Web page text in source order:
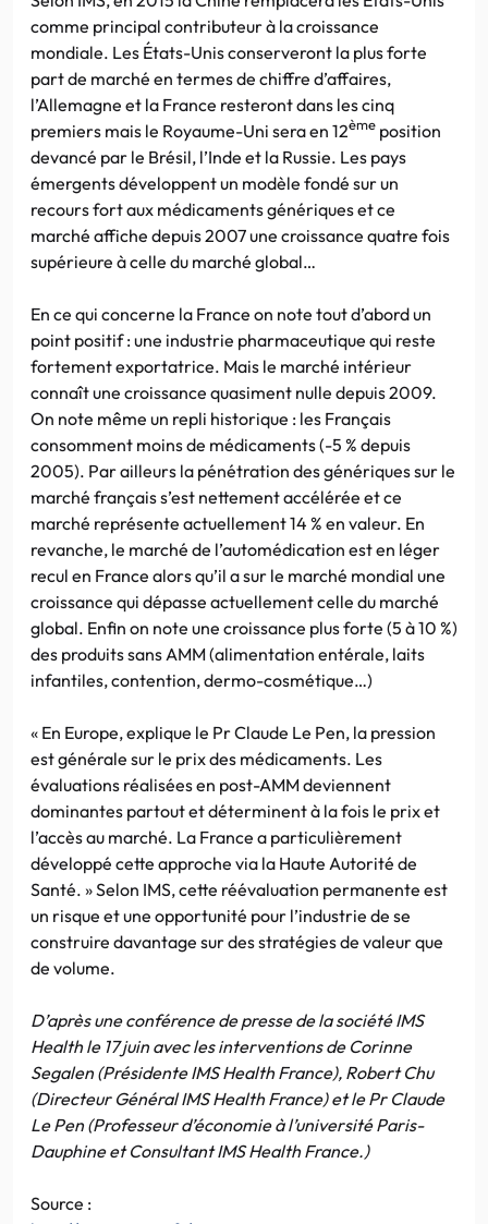
comme principal contributeur à la croissance
mondiale. Les États-Unis conserveront la plus forte
part de marché en termes de chiffre d’affaires,
l’Allemagne et la France resteront dans les cinq
premiers mais le Royaume-Uni sera en 12ème position
devancé par le Brésil, l’Inde et la Russie. Les pays
émergents développent un modèle fondé sur un
recours fort aux médicaments génériques et ce
marché affiche depuis 2007 une croissance quatre fois
supérieure à celle du marché global…
En ce qui concerne la France on note tout d’abord un
point positif : une industrie pharmaceutique qui reste
fortement exportatrice. Mais le marché intérieur
connaît une croissance quasiment nulle depuis 2009.
On note même un repli historique : les Français
consomment moins de médicaments (-5 % depuis
2005). Par ailleurs la pénétration des génériques sur le
marché français s’est nettement accélérée et ce
marché représente actuellement 14 % en valeur. En
revanche, le marché de l’automédication est en léger
recul en France alors qu’il a sur le marché mondial une
croissance qui dépasse actuellement celle du marché
global. Enfin on note une croissance plus forte (5 à 10 %)
des produits sans AMM (alimentation entérale, laits
infantiles, contention, dermo-cosmétique…)
« En Europe, explique le Pr Claude Le Pen, la pression
est générale sur le prix des médicaments. Les
évaluations réalisées en post-AMM deviennent
dominantes partout et déterminent à la fois le prix et
l’accès au marché. La France a particulièrement
développé cette approche via la Haute Autorité de
Santé. » Selon IMS, cette réévaluation permanente est
un risque et une opportunité pour l’industrie de se
construire davantage sur des stratégies de valeur que
de volume.
D’après une conférence de presse de la société IMS
Health le 17 juin avec les interventions de Corinne
Segalen (Présidente IMS Health France), Robert Chu
(Directeur Général IMS Health France) et le Pr Claude
Le Pen (Professeur d’économie à l’université Paris-
Dauphine et Consultant IMS Health France.)
Source :